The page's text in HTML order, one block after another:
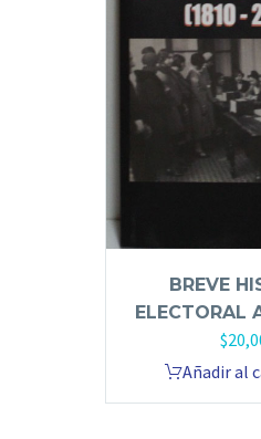
BREVE
ELECTORAL
$
Añadir al